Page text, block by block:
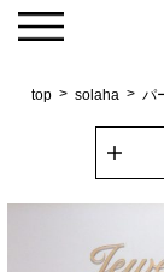
top solaha パ